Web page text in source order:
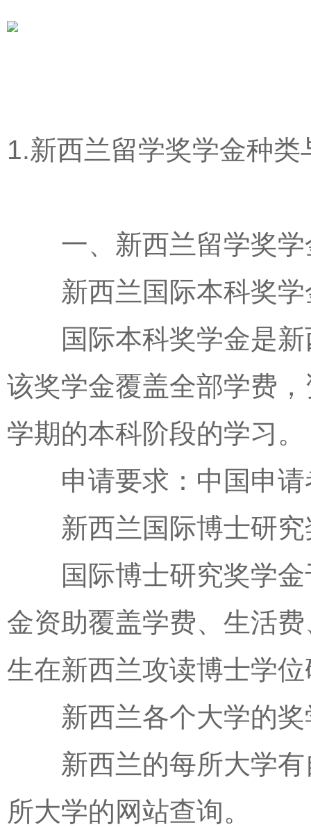
1.新西兰留学奖学金种类
一、新西兰留学奖学
新西兰国际本科奖学
国际本科奖学金是新
该奖学金覆盖全部学费
学期的本科阶段的学习。
申请要求：中国申请
新西兰国际博士研究
国际博士研究奖学金
金资助覆盖学费、生活
生在新西兰攻读博士学
新西兰各个大学的奖
新西兰的每所大学有
所大学的网站查询。